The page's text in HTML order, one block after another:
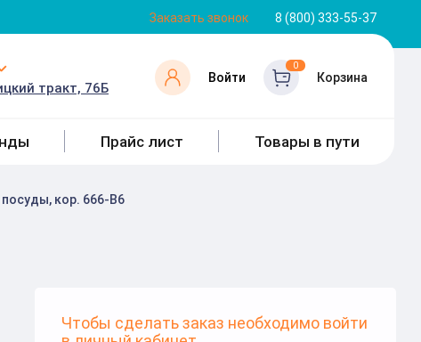
Заказать звонок 8 (800) 333-55-37
тракт, 76Б
Войти
0
Корзина
Прайс лист Товары в пути
кор. 666-B6
Чтобы сделать заказ необходимо войти